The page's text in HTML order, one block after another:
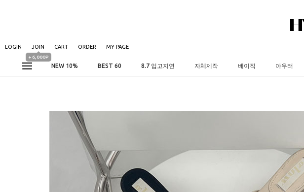
LOGIN JOIN
+ 6,000P
CART ORDER MY PAGE
NEW 10% BEST 60 8.7 입고지연 자체제작 베이직 아우터